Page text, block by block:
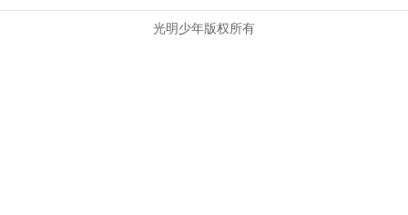
光明少年版权所有